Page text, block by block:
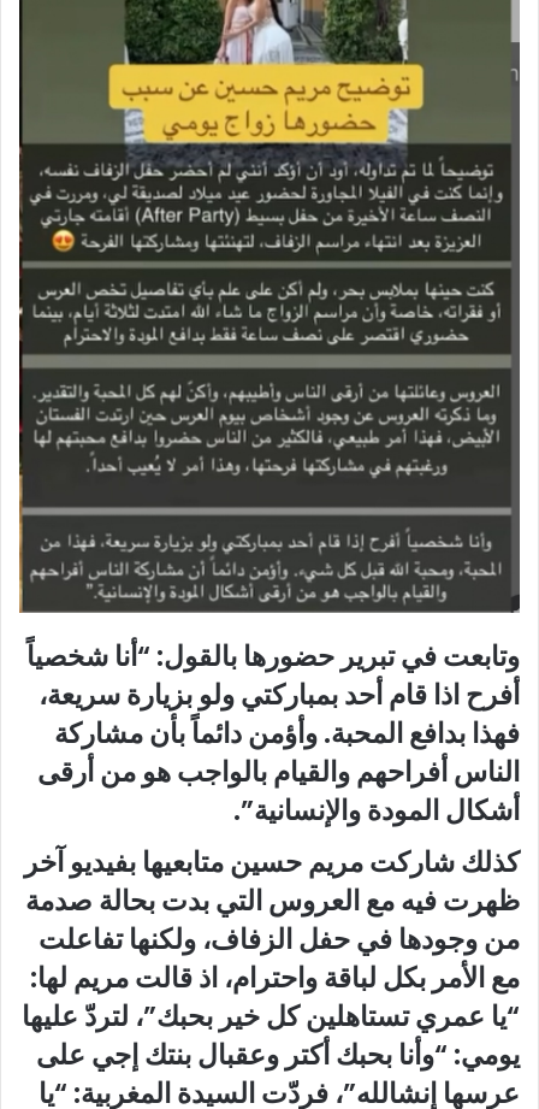
وتابعت في تبرير حضورها بالقول: “أنا شخصياً
أفرح اذا قام أحد بمباركتي ولو بزيارة سريعة،
فهذا بدافع المحبة. وأؤمن دائماً بأن مشاركة
الناس أفراحهم والقيام بالواجب هو من أرقى
أشكال المودة والإنسانية”.
كذلك شاركت مريم حسين متابعيها بفيديو آخر
ظهرت فيه مع العروس التي بدت بحالة صدمة
من وجودها في حفل الزفاف، ولكنها تفاعلت
مع الأمر بكل لباقة واحترام، اذ قالت مريم لها:
“يا عمري تستاهلين كل خير بحبك”، لتردّ عليها
يومي: “وأنا بحبك أكتر وعقبال بنتك إجي على
عرسها إنشالله”، فردّت السيدة المغربية: “يا